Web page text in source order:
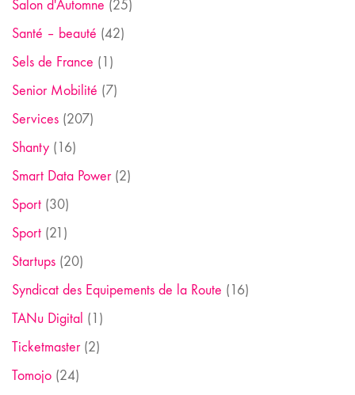
Salon d'Automne (25)
Santé – beauté (42)
Sels de France (1)
Senior Mobilité (7)
Services (207)
Shanty (16)
Smart Data Power(2)
Sport (30)
Sport (21)
Startups (20)
Syndicat des Equipements de la Route (16)
TANu Digital (1)
Ticketmaster(2)
Tomojo (24)